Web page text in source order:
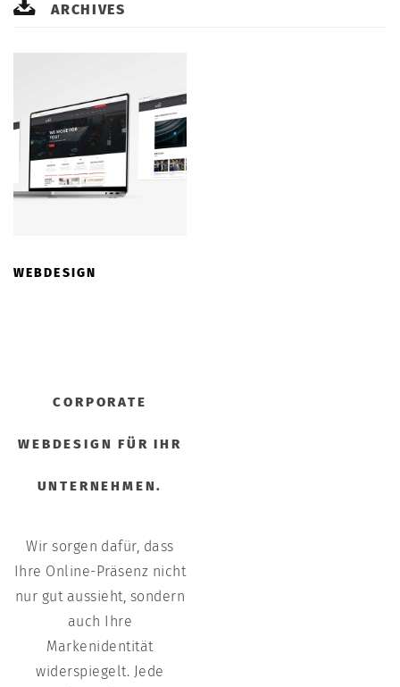
ARCHIVES
WEBDESIGN
CORPORATE
WEBDESIGN FÜR IHR
UNTERNEHMEN.
Wir sorgen dafür, dass
Ihre Online-Präsenz nicht
nur gut aussieht, sondern
auch Ihre
Markenidentität
widerspiegelt. Jede